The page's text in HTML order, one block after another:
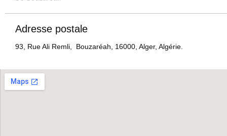
Adresse postale
93, Rue Ali Remli, Bouzaréah, 16000, Alger, Algérie.